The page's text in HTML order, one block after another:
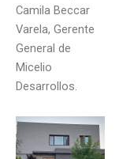
Camila Beccar
Varela, Gerente
General de
Micelio
Desarrollos.